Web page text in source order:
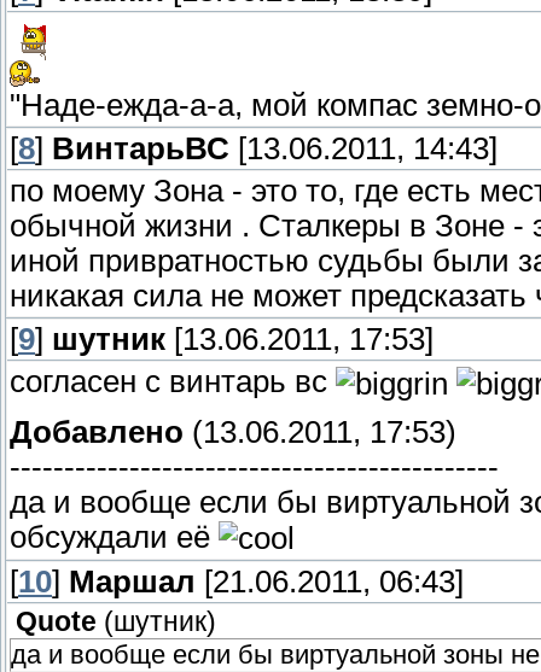
"Наде-ежда-а-а, мой компас земно-
[8] ВинтарьВС [13.06.2011, 14:43]
по моему Зона - это то, где есть
обычной жизни . Сталкеры в Зоне -
иной привратностью судьбы были
никакая сила не может предсказать
[9] шутник [13.06.2011, 17:53]
согласен с винтарь вс
Добавлено (13.06.2011, 17:53)
---------------------------------------------
да и вообще если бы виртуальной
обсуждали её
[10] Маршал [21.06.2011, 06:43]
Quote (шутник)
да и вообще если бы виртуальной зоны